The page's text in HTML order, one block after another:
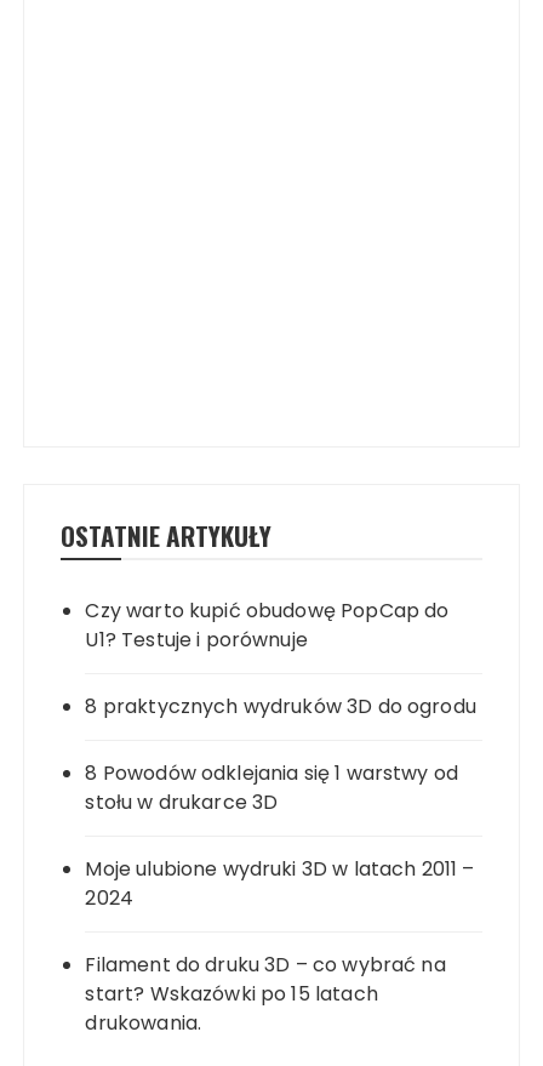
OSTATNIE ARTYKUŁY
Czy warto kupić obudowę PopCap do
U1? Testuje i porównuje
8 praktycznych wydruków 3D do ogrodu
8 Powodów odklejania się 1 warstwy od
stołu w drukarce 3D
Moje ulubione wydruki 3D w latach 2011 –
2024
Filament do druku 3D – co wybrać na
start? Wskazówki po 15 latach
drukowania.